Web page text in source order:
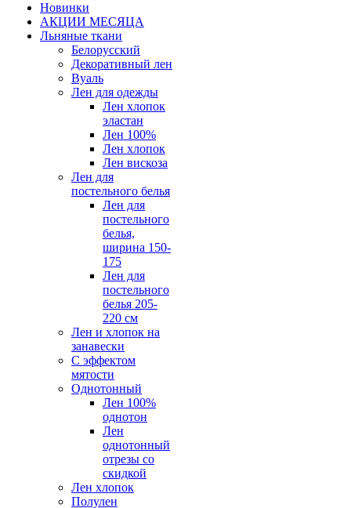
Новинки
АКЦИИ МЕСЯЦА
Льняные ткани
Белорусский
Декоративный лен
Вуаль
Лен для одежды
Лен хлопок
эластан
Лен 100%
Лен хлопок
Лен вискоза
Лен для
постельного белья
Лен для
постельного
белья,
ширина 150-
175
Лен для
постельного
белья 205-
220 см
Лен и хлопок на
занавески
С эффектом
мятости
Однотонный
Лен 100%
однотон
Лен
однотонный
отрезы со
скидкой
Лен хлопок
Полулен